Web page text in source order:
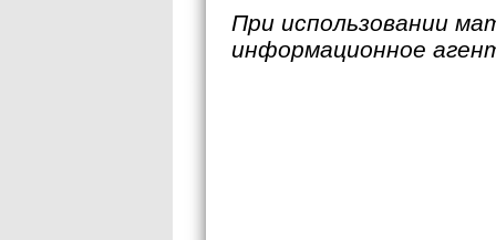
При использовании
информационное